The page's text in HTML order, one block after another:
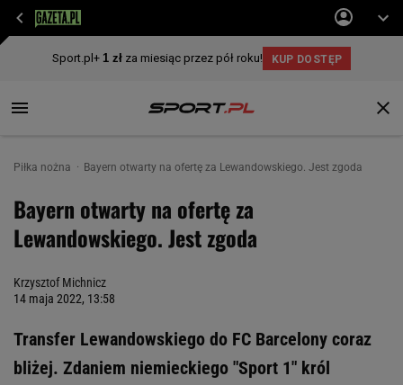
Piłka nożna Bayern otwarty na ofertę za Lewandowskiego. Jest zgoda
Bayern otwarty na ofertę za
Lewandowskiego. Jest zgoda
Krzysztof Michnicz
14 maja 2022, 13:58
Transfer Lewandowskiego do FC Barcelony coraz
bliżej. Zdaniem niemieckiego "Sport 1" król